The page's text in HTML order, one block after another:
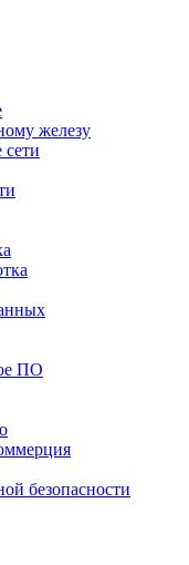
железу
ПО
безопасности